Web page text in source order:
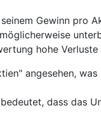
Gewinn pro
hohe Verluste
angesehen,
dass das